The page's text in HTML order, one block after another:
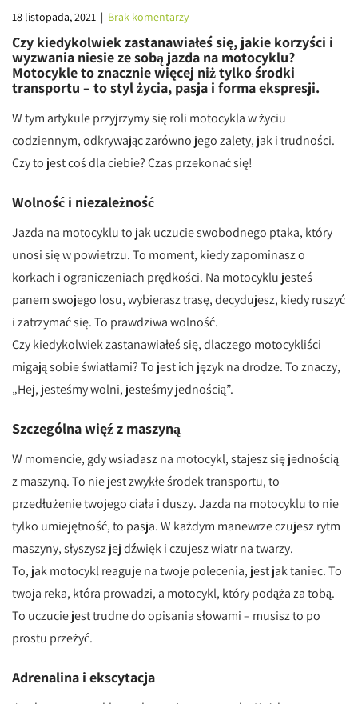
18 listopada, 2021 | Brak komentarzy
Czy kiedykolwiek zastanawiałeś się, jakie korzyści i
wyzwania niesie ze sobą jazda na motocyklu?
Motocykle to znacznie więcej niż tylko środki
transportu – to styl życia, pasja i forma ekspresji.
W tym artykule przyjrzymy się roli motocykla w życiu
codziennym, odkrywając zarówno jego zalety, jak i trudności.
Czy to jest coś dla ciebie? Czas przekonać się!
Wolność i niezależność
Jazda na motocyklu to jak uczucie swobodnego ptaka, który
unosi się w powietrzu. To moment, kiedy zapominasz o
korkach i ograniczeniach prędkości. Na motocyklu jesteś
panem swojego losu, wybierasz trasę, decydujesz, kiedy ruszyć
i zatrzymać się. To prawdziwa wolność.
Czy kiedykolwiek zastanawiałeś się, dlaczego motocykliści
migają sobie światłami? To jest ich język na drodze. To znaczy,
„Hej, jesteśmy wolni, jesteśmy jednością”.
Szczególna więź z maszyną
W momencie, gdy wsiadasz na motocykl, stajesz się jednością
z maszyną. To nie jest zwykłe środek transportu, to
przedłużenie twojego ciała i duszy. Jazda na motocyklu to nie
tylko umiejętność, to pasja. W każdym manewrze czujesz rytm
maszyny, słyszysz jej dźwięk i czujesz wiatr na twarzy.
To, jak motocykl reaguje na twoje polecenia, jest jak taniec. To
twoja reka, która prowadzi, a motocykl, który podąża za tobą.
To uczucie jest trudne do opisania słowami – musisz to po
prostu przeżyć.
Adrenalina i ekscytacja